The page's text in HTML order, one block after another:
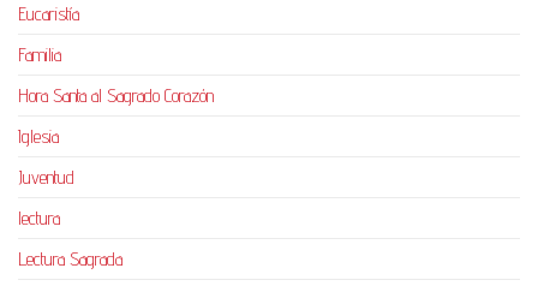
Eucaristía
Familia
Hora Santa al Sagrado Corazón
Iglesia
Juventud
lectura
Lectura Sagrada